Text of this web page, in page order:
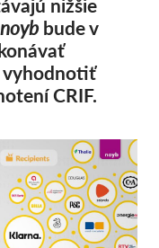
nižšie
noyb bude v
vyhodnotiť
CRIF.